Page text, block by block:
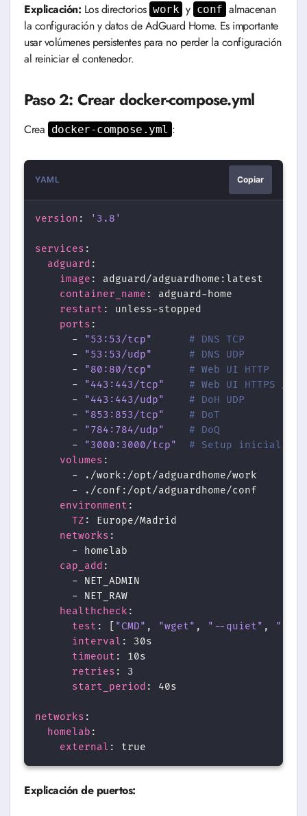
Explicación: Los directorios work y conf almacenan
la configuración y datos de AdGuard Home. Es importante
usar volúmenes persistentes para no perder la configuración
al reiniciar el contenedor.
Paso 2: Crear docker-compose.yml
Crea docker-compose.yml :
YAML Copiar
version : '3.8'
services :
adguard :
image : adguard/adguardhome:latest
container_name : adguard-home
restart : unless-stopped
ports :
      -
"53:53/tcp"
# DNS TCP
      -
"53:53/udp"
# DNS UDP
      -
"80:80/tcp"
# Web UI HTTP
      -
"443:443/tcp"
# Web UI HTTPS /
      -
"443:443/udp"
# DoH UDP
      -
"853:853/tcp"
# DoT
      -
"784:784/udp"
# DoQ
      -
"3000:3000/tcp"
# Setup inicial
volumes :
      - ./work:/opt/adguardhome/work
      - ./conf:/opt/adguardhome/conf
environment :
TZ : Europe/Madrid
networks :
      - homelab
cap_add :
      - NET_ADMIN
      - NET_RAW
healthcheck :
test : [ "CMD" , "wget" , "--quiet" ,
"--
interval : 30s
timeout : 10s
retries : 3
start_period : 40s
networks :
homelab :
external : true
Explicación de puertos: